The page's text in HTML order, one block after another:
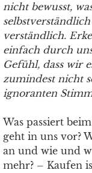
nicht bewusst,
verständlich.
einfach durch
Gefühl, dass wir
zumindest nicht
ignoranten
Was passiert
geht in uns vor?
an und wie und
mehr? – Kaufen